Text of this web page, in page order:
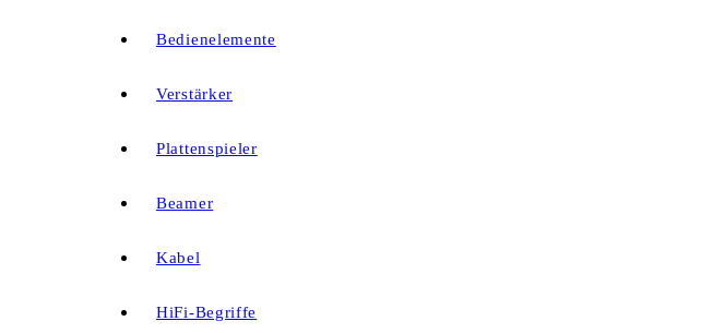
Bedienelemente
Verstärker
Plattenspieler
Beamer
Kabel
HiFi-Begriffe